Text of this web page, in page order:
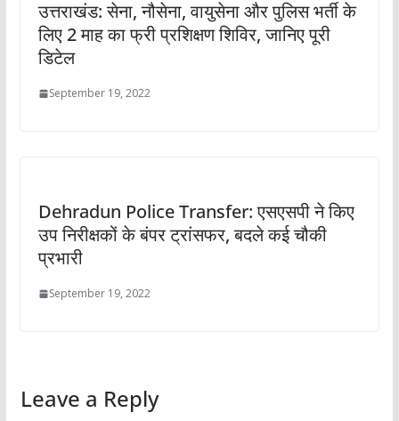
उत्तराखंड: सेना, नौसेना, वायुसेना और पुलिस भर्ती के
लिए 2 माह का फ्री प्रशिक्षण शिविर, जानिए पूरी
डिटेल
September 19, 2022
Dehradun Police Transfer: एसएसपी ने किए
उप निरीक्षकों के बंपर ट्रांसफर, बदले कई चौकी
प्रभारी
September 19, 2022
Leave a Reply